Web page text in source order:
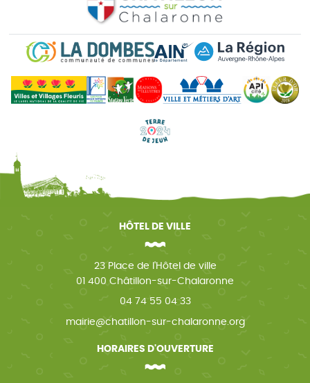
HÔTEL DE VILLE
23 Place de l'Hôtel de ville
01 400 Châtillon-sur-Chalaronne
04 74 55 04 33
mairie@chatillon-sur-chalaronne.org
HORAIRES D'OUVERTURE